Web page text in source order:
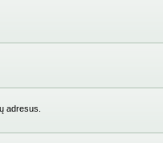
adresus.